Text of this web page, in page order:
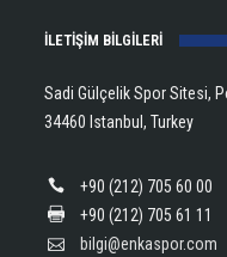
İLETİŞİM BİLGİLERİ
Sadi Gülçelik Spor Sitesi,
34460 Istanbul, Turkey
+90 (212) 705 60 00
+90 (212) 705 61 11
bilgi@enkaspor.com